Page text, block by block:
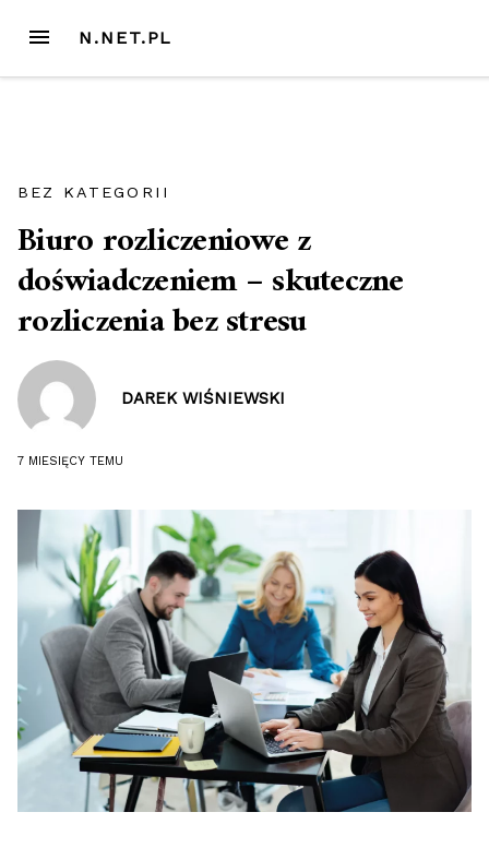
treści
MENU N.NET.PL
BEZ KATEGORII
Biuro rozliczeniowe z
doświadczeniem – skuteczne
rozliczenia bez stresu
DAREK WIŚNIEWSKI
7 MIESIĘCY TEMU